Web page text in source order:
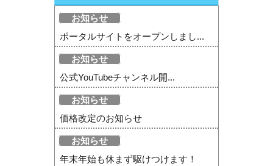
お知らせ
ポータルサイトをオープンしまし...
お知らせ
公式YouTubeチャンネル開...
お知らせ
価格改定のお知らせ
お知らせ
年末年始も休まず駆けつけます！